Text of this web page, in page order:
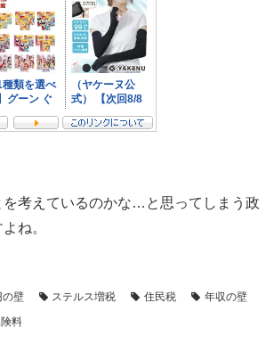
を考えているのかな…と思ってしまう政
ね。
の壁 ステルス増税 住民税
年収の壁
料